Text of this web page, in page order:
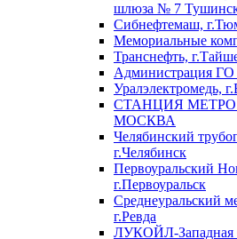
шлюза № 7
Сибнефтемаш,
Мемориальные
Транснефть,
Администрация ГО
Уралэлектромедь,
СТАНЦИЯ МЕТРО
МОСКВА
Челябинский
г.Челябинск
Первоуральский
г.Первоуральск
Среднеуральский
г.Ревда
ЛУКОЙЛ-Западная